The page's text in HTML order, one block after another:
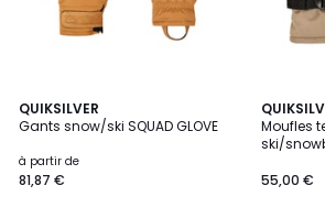
QUIKSILVER
Gants snow/ski SQUAD GLOVE
à partir de
81,87 €
2
Couleurs
Moufles
ski/
55,00 €
2